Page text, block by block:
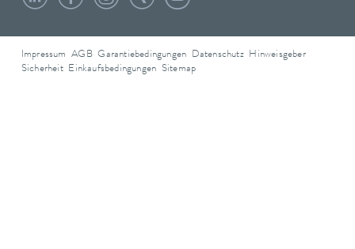
Impressum AGB Garantiebedingungen Datenschutz
Hinweisgeber
Sicherheit
Einkaufsbedingungen Sitemap